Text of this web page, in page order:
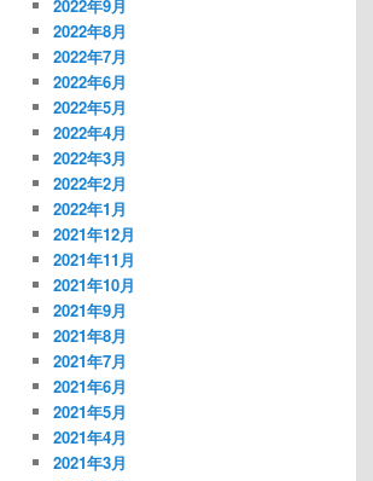
2022年9月
2022年8月
2022年7月
2022年6月
2022年5月
2022年4月
2022年3月
2022年2月
2022年1月
2021年12月
2021年11月
2021年10月
2021年9月
2021年8月
2021年7月
2021年6月
2021年5月
2021年4月
2021年3月